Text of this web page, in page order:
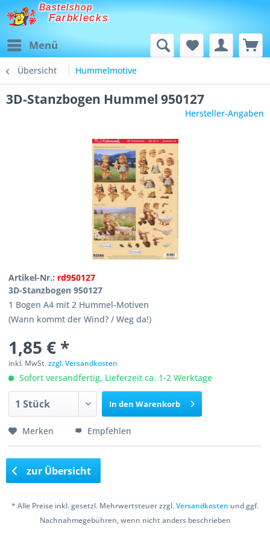
Bastelshop
Farbklecks
Menü
Übersicht Hummelmotive
3D-Stanzbogen Hummel 950127
Hersteller-Angaben
Artikel-Nr.: rd950127
3D-Stanzbogen 950127
1 Bogen A4 mit 2 Hummel-Motiven
(Wann kommt der Wind? / Weg da!)
1,85 € *
inkl. MwSt.zzgl. Versandkosten
Sofort versandfertig, Lieferzeit ca. 1-2 Werktage
In den Warenkorb
Merken Empfehlen
zur Übersicht
* Alle Preise inkl. gesetzl. Mehrwertsteuer zzgl.Versandkosten und ggf.
Nachnahmegebühren, wenn nicht anders beschrieben